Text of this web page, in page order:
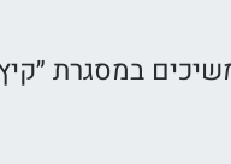
במסגרת